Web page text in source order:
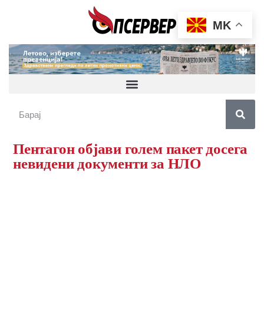
Пентагон објави голем пакет досега
невидени документи за НЛО
MK